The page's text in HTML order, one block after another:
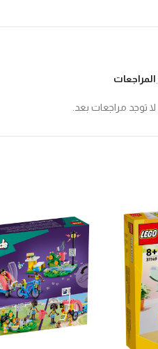
المراجعات
لا توجد مراجعات بعد.